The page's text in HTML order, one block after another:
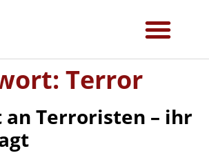
Terror
Terroristen – ihr